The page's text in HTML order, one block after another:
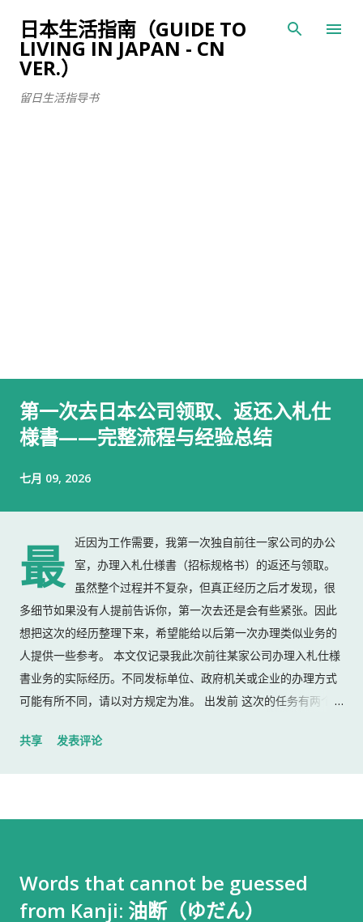
跳至主要内容
日本生活指南（GUIDE TO
LIVING IN JAPAN - CN
VER.）
留日生活指导书
第一次去日本公司领取、返还入札仕
様書——完整流程与经验总结
七月 09, 2026
最
近因为工作需要，我第一次独自前往一家公司的办公
室，办理入札仕様書（招标规格书）的返还与领取。
虽然整个过程并不复杂，但真正经历之后才发现，很
多细节如果没有人提前告诉你，第一次去还是会有些紧张。因此
想把这次的经历整理下来，希望能给以后第一次办理类似业务的
人提供一些参考。 本文仅记录我此次前往某家公司办理入札仕様
書业务的实际经历。不同发标单位、政府机关或企业的办理方式
可能有所不同，请以对方规定为准。 出发前 这次的任务有两个：
入札仕様書 名片 当时我认为这样就足够了。 后来才发现，还有
工作人员确认后，很快帮我打开了大门。 进入办公室 进入办公室
后，我向工作人员简单打了招呼： お世話になっております。 随
共享 发表评论
Words that cannot be guessed
from Kanji: 油断（ゆだん）